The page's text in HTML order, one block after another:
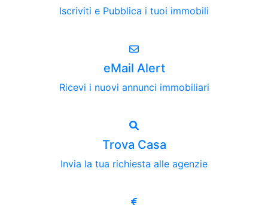
Iscriviti e Pubblica i tuoi immobili
eMail Alert
Ricevi i nuovi annunci immobiliari
Trova Casa
Invia la tua richiesta alle agenzie